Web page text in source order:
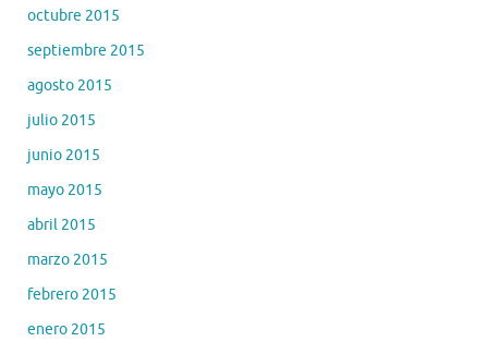
octubre 2015
septiembre 2015
agosto 2015
julio 2015
junio 2015
mayo 2015
abril 2015
marzo 2015
febrero 2015
enero 2015